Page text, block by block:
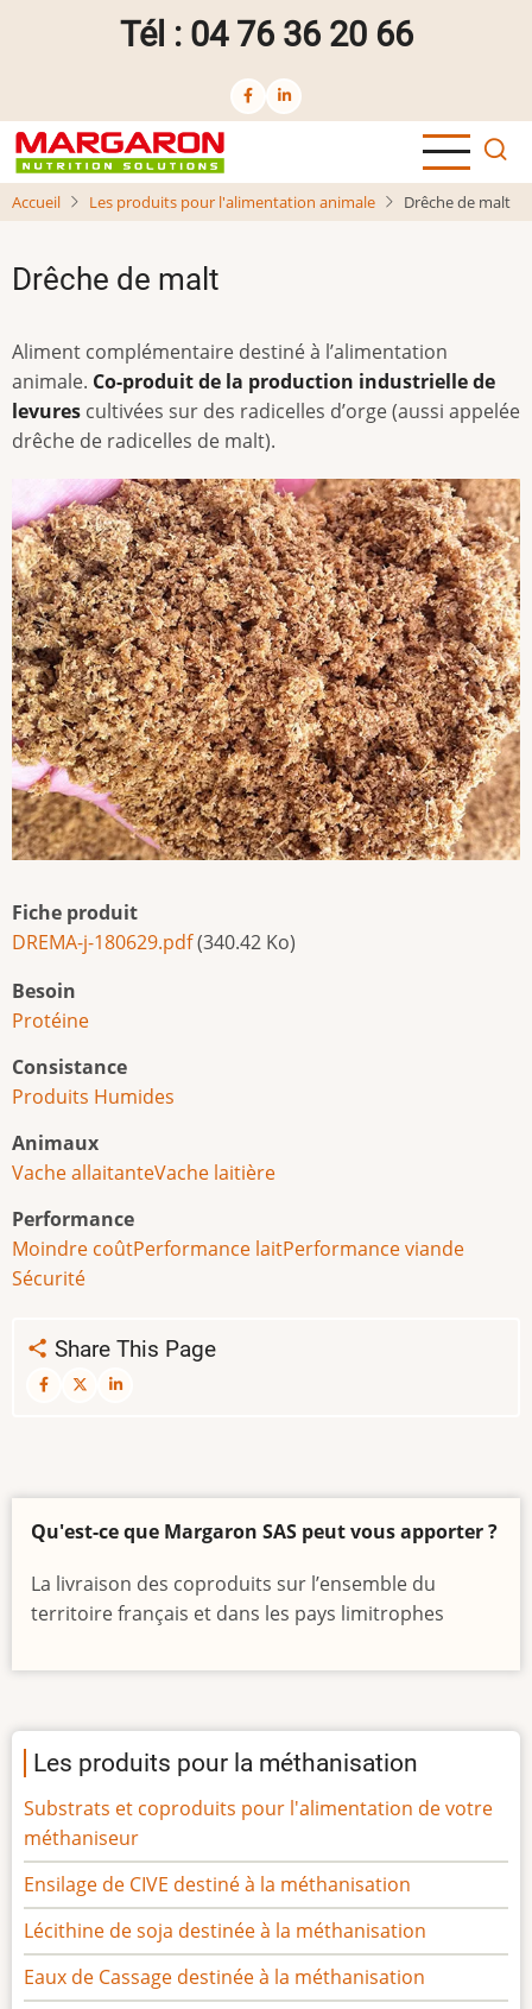
Tél : 04 76 36 20 66
Accueil Les produits pour l'alimentation animale Drêche de malt
Drêche de malt
Aliment complémentaire destiné à l’alimentation
animale. Co-produit de la production industrielle de
levures cultivées sur des radicelles d’orge (aussi appelée
drêche de radicelles de malt).
Fiche produit
DREMA-j-180629.pdf(340.42 Ko)
Besoin
Protéine
Consistance
Produits Humides
Animaux
Vache allaitanteVache laitière
Performance
Moindre coûtPerformance laitPerformance viande
Sécurité
Share This Page
Qu'est-ce que Margaron SAS peut vous apporter ?
La livraison des coproduits sur l’ensemble du
territoire français et dans les pays limitrophes
Les produits pour la méthanisation
Substrats et coproduits pour l'alimentation de votre
méthaniseur
Ensilage de CIVE destiné à la méthanisation
Lécithine de soja destinée à la méthanisation
Eaux de Cassage destinée à la méthanisation